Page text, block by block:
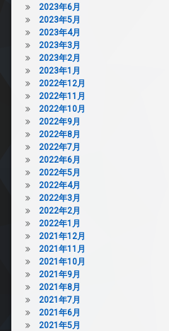
2023年6月
2023年5月
2023年4月
2023年3月
2023年2月
2023年1月
2022年12月
2022年11月
2022年10月
2022年9月
2022年8月
2022年7月
2022年6月
2022年5月
2022年4月
2022年3月
2022年2月
2022年1月
2021年12月
2021年11月
2021年10月
2021年9月
2021年8月
2021年7月
2021年6月
2021年5月